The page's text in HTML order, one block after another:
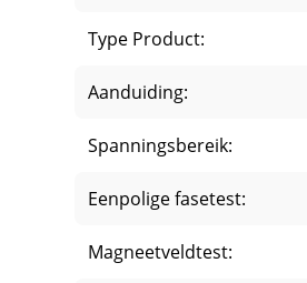
Type Product:
Aanduiding:
Spanningsbereik:
Eenpolige fasetest:
Magneetveldtest: